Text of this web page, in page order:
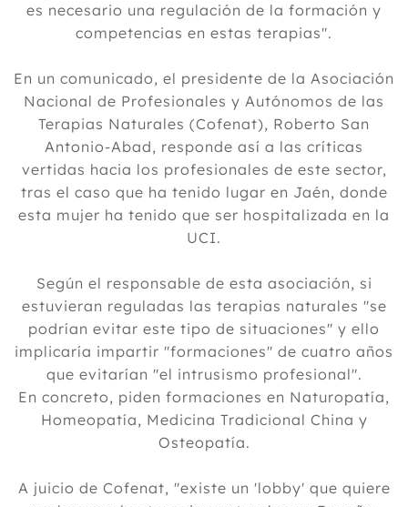
es necesario una regulación de la formación y
competencias en estas terapias".
En un comunicado, el presidente de la Asociación
Nacional de Profesionales y Autónomos de las
Terapias Naturales (Cofenat), Roberto San
Antonio-Abad, responde así a las críticas
vertidas hacia los profesionales de este sector,
tras el caso que ha tenido lugar en Jaén, donde
esta mujer ha tenido que ser hospitalizada en la
UCI.
Según el responsable de esta asociación, si
estuvieran reguladas las terapias naturales "se
podrían evitar este tipo de situaciones" y ello
implicaría impartir "formaciones" de cuatro años
que evitarían "el intrusismo profesional".
En concreto, piden formaciones en Naturopatía,
Homeopatía, Medicina Tradicional China y
Osteopatía.
A juicio de Cofenat, "existe un 'lobby' que quiere